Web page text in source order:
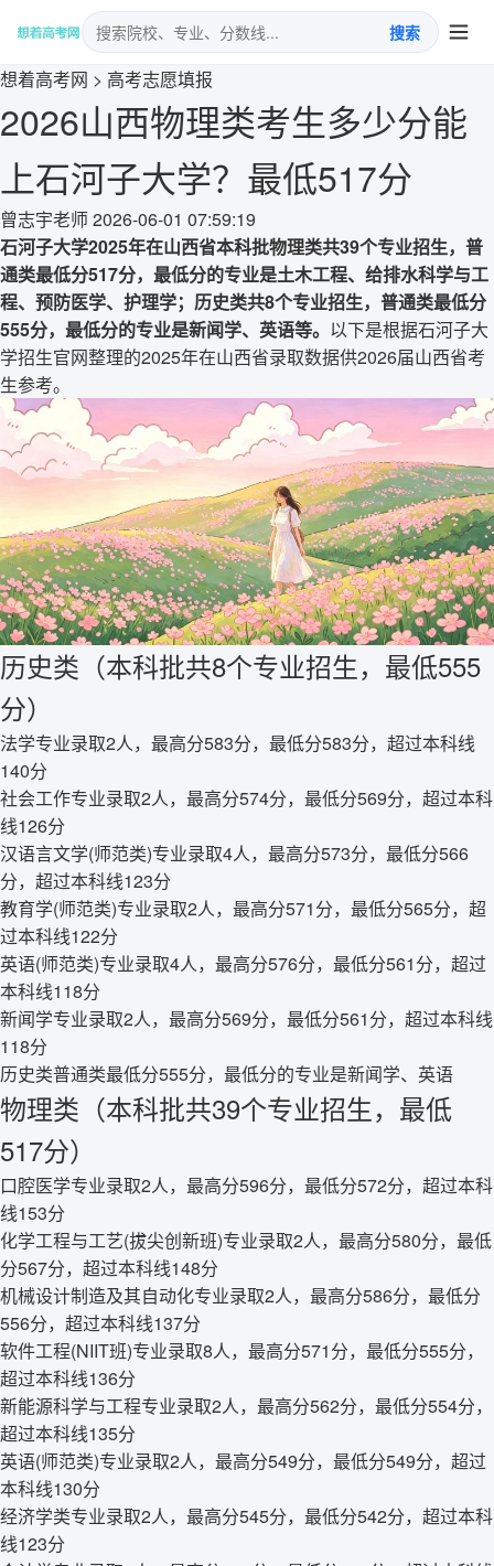
搜索
想着高考网 > 高考志愿填报
2026山西物理类考生多少分能
上石河子大学？最低517分
曾志宇老师2026-06-01 07:59:19
石河子大学2025年在山西省本科批物理类共39个专业招生，普
通类最低分517分，最低分的专业是土木工程、给排水科学与工
程、预防医学、护理学；历史类共8个专业招生，普通类最低分
555分，最低分的专业是新闻学、英语等。 以下是根据石河子大
学招生官网整理的2025年在山西省录取数据供2026届山西省考
生参考。
历史类（本科批共8个专业招生，最低555
分）
法学专业录取2人，最高分583分，最低分583分，超过本科线
140分
社会工作专业录取2人，最高分574分，最低分569分，超过本科
线126分
汉语言文学(师范类)专业录取4人，最高分573分，最低分566
分，超过本科线123分
教育学(师范类)专业录取2人，最高分571分，最低分565分，超
过本科线122分
英语(师范类)专业录取4人，最高分576分，最低分561分，超过
本科线118分
新闻学专业录取2人，最高分569分，最低分561分，超过本科线
118分
历史类普通类最低分555分，最低分的专业是新闻学、英语
物理类（本科批共39个专业招生，最低
517分）
口腔医学专业录取2人，最高分596分，最低分572分，超过本科
线153分
化学工程与工艺(拔尖创新班)专业录取2人，最高分580分，最低
分567分，超过本科线148分
机械设计制造及其自动化专业录取2人，最高分586分，最低分
556分，超过本科线137分
软件工程(NIIT班)专业录取8人，最高分571分，最低分555分，
超过本科线136分
新能源科学与工程专业录取2人，最高分562分，最低分554分，
超过本科线135分
英语(师范类)专业录取2人，最高分549分，最低分549分，超过
本科线130分
经济学类专业录取2人，最高分545分，最低分542分，超过本科
线123分